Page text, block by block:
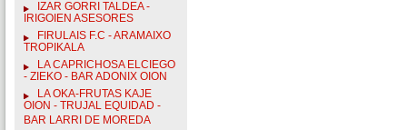
IZAR GORRI TALDEA -
IRIGOIEN ASESORES
FIRULAIS F.C - ARAMAIXO
TROPIKALA
LA CAPRICHOSA ELCIEGO
- ZIEKO - BAR ADONIX OION
LA OKA-FRUTAS KAJE
OION - TRUJAL EQUIDAD -
BAR LARRI DE MOREDA